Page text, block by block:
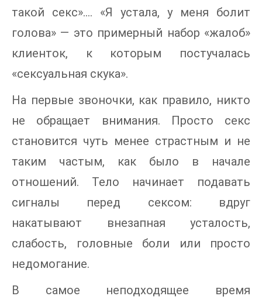
такой секс»…. «Я устала, у меня болит
голова» — это примерный набор «жалоб»
клиенток, к которым постучалась
«сексуальная скука».
На первые звоночки, как правило, никто
не обращает внимания. Просто секс
становится чуть менее страстным и не
таким частым, как было в начале
отношений. Тело начинает подавать
сигналы перед сексом: вдруг
накатывают внезапная усталость,
слабость, головные боли или просто
недомогание.
В самое неподходящее время